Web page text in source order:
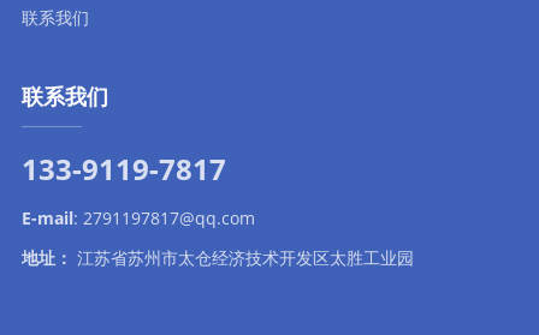
联系我们
联系我们
133-9119-7817
E-mail: 2791197817@qq.com
地址： 江苏省苏州市太仓经济技术开发区太胜工业园